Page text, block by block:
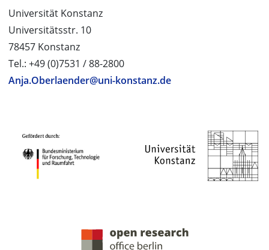
Universität Konstanz
Universitätsstr. 10
78457 Konstanz
Tel.: +49 (0)7531 / 88-2800
Anja.Oberlaender@uni-konstanz.de